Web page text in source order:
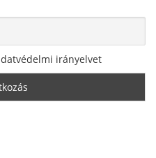
irányelvet